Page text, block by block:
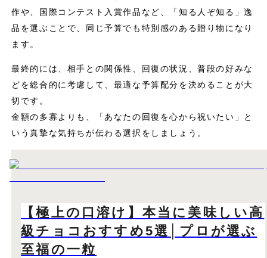
作や、国際コンテスト入賞作品など、「知る人ぞ知る」逸
品を選ぶことで、同じ予算でも特別感のある贈り物になり
ます。
最終的には、相手との関係性、回復の状況、普段の好みな
どを総合的に考慮して、最適な予算配分を決めることが大
切です。
金額の多寡よりも、「あなたの回復を心から祝いたい」と
いう真摯な気持ちが伝わる選択をしましょう。
【極上の口溶け】本当に美味しい高
級チョコおすすめ5選│プロが選ぶ
至福の一粒